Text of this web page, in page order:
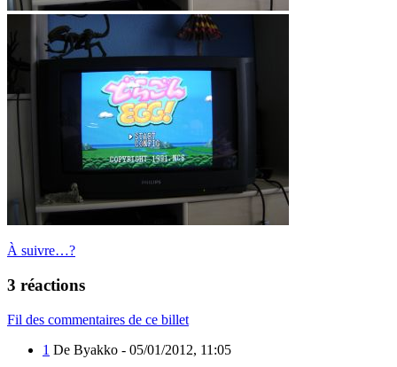
À suivre…?
3 réactions
Fil des commentaires de ce billet
1 De Byakko - 05/01/2012, 11:05